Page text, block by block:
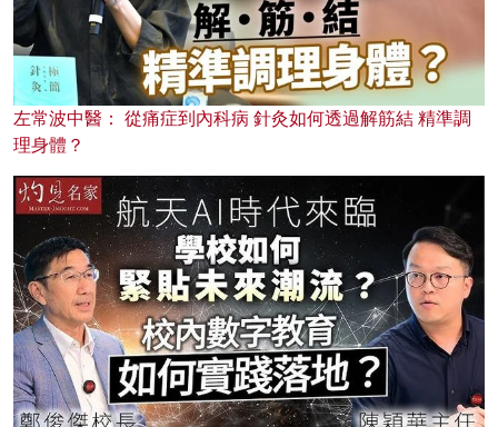
左常波中醫： 從痛症到內科病 針灸如何透過解筋結 精準調
理身體？